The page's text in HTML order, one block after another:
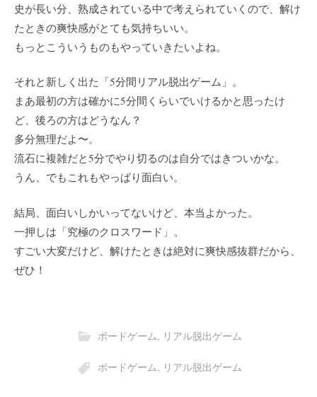
史が長い分、熟成されている中で考えられていくので、解け
たときの爽快感がとても気持ちいい。
もっとこういうものもやっていきたいよね。
それと新しく出た「5分間リアル脱出ゲーム」。
まあ最初の方は確かに5分間くらいでいけるかと思ったけ
ど、後ろの方はどうなん？
多分無理だよ〜。
流石に複雑だと5分でやり切るのは自分ではきついかな。
うん、でもこれもやっぱり面白い。
結局、面白いしかいってないけど、本当よかった。
一押しは「究極のクロスワード」。
すごい大変だけど、解けたときは絶対に爽快感抜群だから、
ぜひ！
ボードゲーム, リアル脱出ゲーム
ボードゲーム, リアル脱出ゲーム